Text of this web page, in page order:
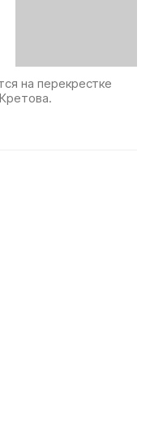
на перекрестке